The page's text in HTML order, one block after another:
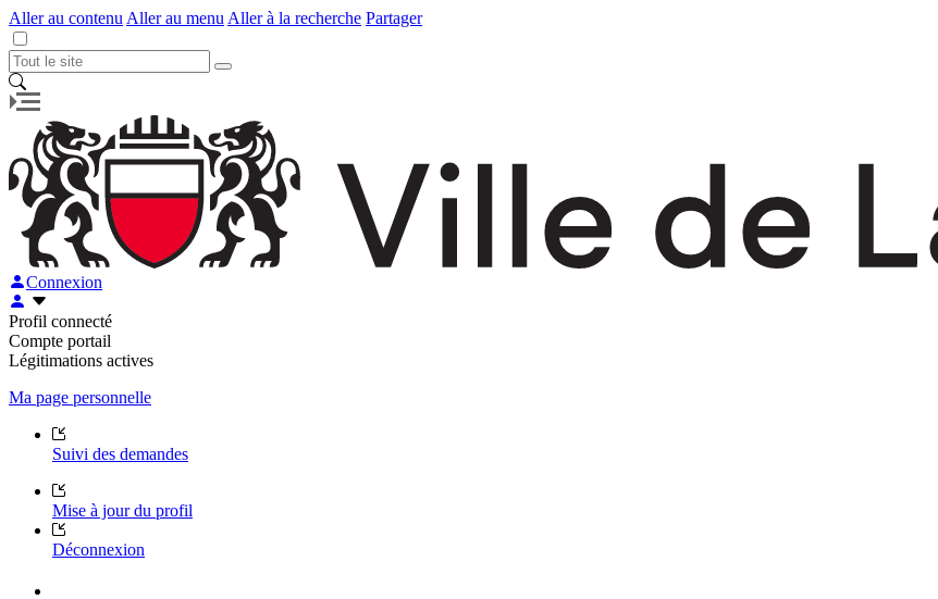
Aller au contenu Aller au menu Aller à la recherche Partager
Connexion
Profil connecté
Compte portail
Légitimations actives
Ma page personnelle
Suivi des demandes
Mise à jour du profil
Déconnexion